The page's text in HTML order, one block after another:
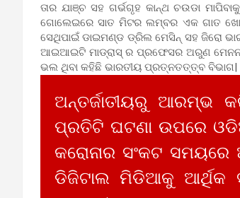
ତାର ଯାଞ୍ଚ ସହ ଗର୍ଭଗୃହ କାନ୍ଥ ଚଉଡା
ଗୋଲେଇରେ ସାତ ମିଟର ଲମ୍ବର ଏକ ଗାତ
ସେଥିପାଇଁ ଡାଇମଣ୍ଡ ଡ୍ରିଲ ମେସିନ୍ ସହ ଜିରୋ
ଆଇଆଇଟି ମାଡ୍ରାସ୍ ର ପ୍ରଫେସର ଅରୁଣ
ଭଲ ଥିବା କହିଛି ଭାରତୀୟ ପ୍ରତ୍ନତତ୍ତ୍ବ ବିଭାଗ|
ଅନ୍ତର୍ଜାତୀୟରୁ ଆରମ୍ଭ
ପ୍ରତିଟି ଘଟଣା ଉପରେ
କରୋନାର ସଂକଟ
ଡିଜିଟାଲ ମିଡିଆକୁ ଆର୍ଥିକ